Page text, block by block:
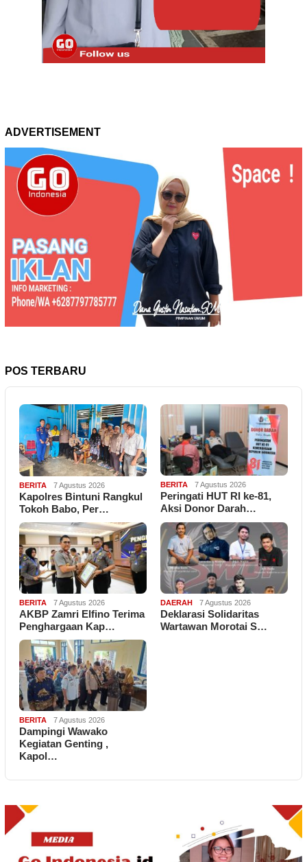
ADVERTISEMENT
POS TERBARU
BERITA 7 Agustus 2026
Kapolres Bintuni Rangkul
Tokoh Babo, Per…
BERITA 7 Agustus 2026
Peringati HUT RI ke-81,
Aksi Donor Darah…
BERITA 7 Agustus 2026
AKBP Zamri Elfino Terima
Penghargaan Kap…
DAERAH 7 Agustus 2026
Deklarasi Solidaritas
Wartawan Morotai S…
BERITA 7 Agustus 2026
Dampingi Wawako
Kegiatan Genting ,
Kapol…